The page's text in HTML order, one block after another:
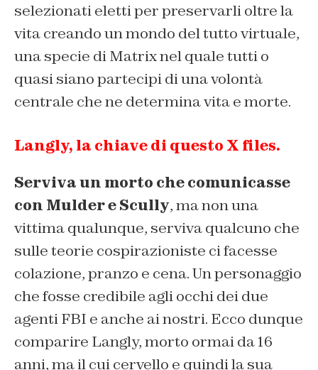
selezionati eletti per preservarli oltre la
vita creando un mondo del tutto virtuale,
una specie di Matrix nel quale tutti o
quasi siano partecipi di una volontà
centrale che ne determina vita e morte.
Langly, la chiave di questo X files.
Serviva un morto che comunicasse
con Mulder e Scully, ma non una
vittima qualunque, serviva qualcuno che
sulle teorie cospirazioniste ci facesse
colazione, pranzo e cena. Un personaggio
che fosse credibile agli occhi dei due
agenti FBI e anche ai nostri. Ecco dunque
comparire Langly, morto ormai da 16
anni, ma il cui cervello e quindi la sua